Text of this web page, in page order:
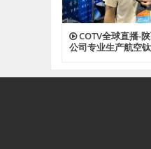
COTV全球直播-
公司专业生产航空
级高科技钛材及钛